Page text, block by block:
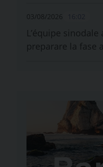
03/08/2026
L’équipe
preparare la fase